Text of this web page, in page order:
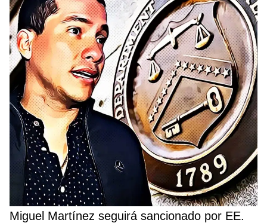
Miguel Martínez seguirá sancionado por EE.